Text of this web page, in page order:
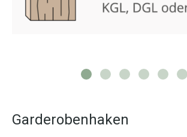
Garderobenhaken